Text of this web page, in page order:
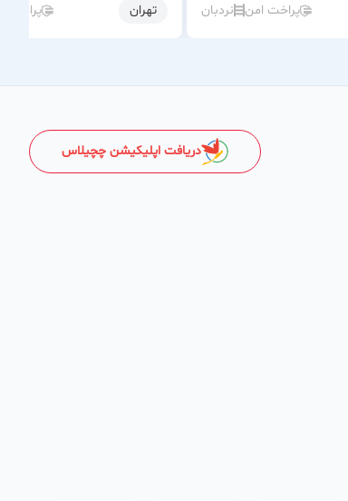
پراخت امن نردبان تهران پراخت
دریافت اپلیکیشن چچیلاس